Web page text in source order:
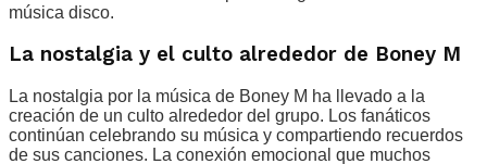
música disco.
La nostalgia y el culto alrededor de Boney M
La nostalgia por la música de Boney M ha llevado a la
creación de un culto alrededor del grupo. Los fanáticos
continúan celebrando su música y compartiendo recuerdos
de sus canciones. La conexión emocional que muchos